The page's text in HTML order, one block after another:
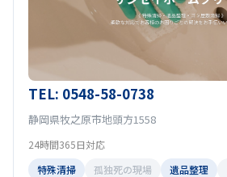
TEL: 0548-58-0738
静岡県牧之原市地頭方1558
24時間365日対応
特殊清掃
孤独死の現場 遺品整理